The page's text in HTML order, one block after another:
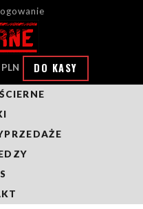
DO KASY